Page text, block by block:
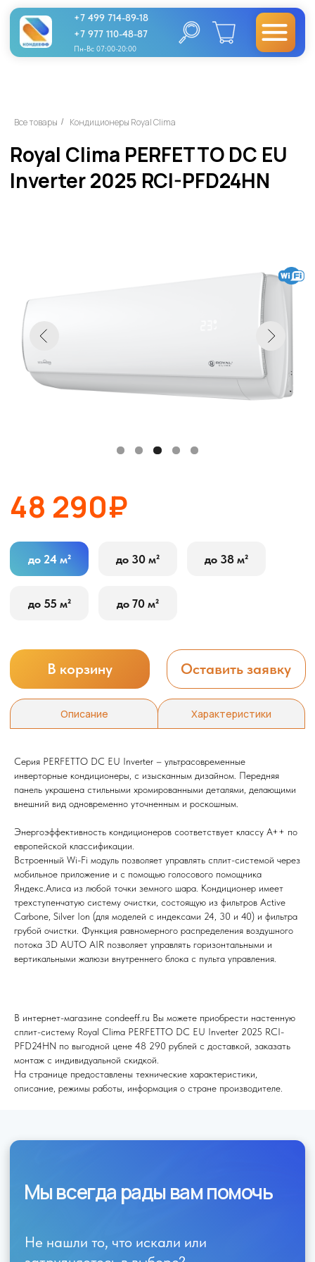
+7 499 714-89-18
+7 977 110-48-87
Пн-Вс 07:00-20:00
Все товары / Кондиционеры Royal Clima
Inverter 2025 RCI-PFD24HN
Описание
48 290₽
Серия PERFETTO DC EU Inverter – ультрасовременные
инверторные кондиционеры, с изысканным дизайном. Передняя
панель украшена стильными хромированными деталями, делающими
внешний вид одновременно уточненным и роскошным.
Энергоэффективность кондиционеров соответствует классу А++ по
европейской классификации.
Встроенный Wi-Fi модуль позволяет управлять сплит-системой через
мобильное приложение и с помощью голосового помощника
Яндекс.Алиса из любой точки земного шара. Кондиционер имеет
трехступенчатую систему очистки, состоящую из фильтров Active
Carbone, Silver Ion (для моделей с индексами 24, 30 и 40) и фильтра
грубой очистки. Функция равномерного распределения воздушного
потока 3D AUTO AIR позволяет управлять горизонтальными и
вертикальными жалюзи внутреннего блока с пульта управления.
В интернет-магазине condeeff.ru Вы можете приобрести настенную
сплит-систему Royal Clima PERFETTO DC EU Inverter 2025 RCI-
PFD24HN по выгодной цене 48 290 рублей с доставкой, заказать
монтаж с индивидуальной скидкой.
На странице предоставлены технические характеристики,
описание, режимы работы, информация о стране производителе.
Я согласен (на) с политикой обработки персональных данных
Отправить
Не нашли то, что искали или
затрудняетесь в выборе?
Оставьте заявку, и мы подберем
вам нужный товар
Мы всегда рады вам помочь